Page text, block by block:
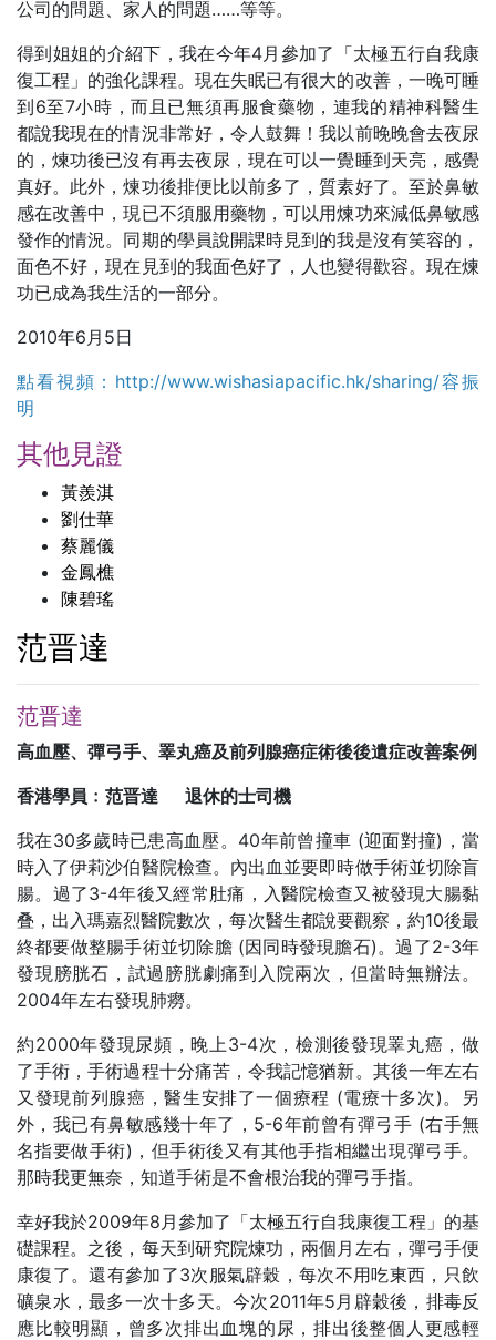
公司的問題、家人的問題……等等。
得到姐姐的介紹下，我在今年4月參加了「太極五行自我康
復工程」的強化課程。現在失眠已有很大的改善，一晚可睡
到6至7小時，而且已無須再服食藥物，連我的精神科醫生
都說我現在的情況非常好，令人鼓舞！我以前晚晚會去夜尿
的，煉功後已沒有再去夜尿，現在可以一覺睡到天亮，感覺
真好。此外，煉功後排便比以前多了，質素好了。至於鼻敏
感在改善中，現已不須服用藥物，可以用煉功來減低鼻敏感
發作的情況。同期的學員說開課時見到的我是沒有笑容的，
面色不好，現在見到的我面色好了，人也變得歡容。現在煉
功已成為我生活的一部分。
2010年6月5日
點看視頻：http://www.wishasiapacific.hk/sharing/容振
明
其他見證
黃羨淇
劉仕華
蔡麗儀
金鳳樵
陳碧瑤
范晋達
范晋達
高血壓、彈弓手、睪丸癌及前列腺癌症術後後遺症改善案例
香港學員﹕范晋達 退休的士司機
我在30多歲時已患高血壓。40年前曾撞車 (迎面對撞)，當
時入了伊莉沙伯醫院檢查。內出血並要即時做手術並切除盲
腸。過了3-4年後又經常肚痛，入醫院檢查又被發現大腸黏
叠，出入瑪嘉烈醫院數次，每次醫生都說要觀察，約10後最
終都要做整腸手術並切除膽 (因同時發現膽石)。過了2-3年
發現膀胱石，試過膀胱劇痛到入院兩次，但當時無辦法。
2004年左右發現肺癆。
約2000年發現尿頻，晚上3-4次，檢測後發現睪丸癌，做
了手術，手術過程十分痛苦，令我記憶猶新。其後一年左右
又發現前列腺癌，醫生安排了一個療程 (電療十多次)。另
外，我已有鼻敏感幾十年了，5-6年前曾有彈弓手 (右手無
名指要做手術)，但手術後又有其他手指相繼出現彈弓手。
那時我更無奈，知道手術是不會根治我的彈弓手指。
幸好我於2009年8月參加了「太極五行自我康復工程」的基
礎課程。之後，每天到研究院煉功，兩個月左右，彈弓手便
康復了。還有參加了3次服氣辟穀，每次不用吃東西，只飲
礦泉水，最多一次十多天。今次2011年5月辟穀後，排毒反
應比較明顯，曾多次排出血塊的尿，排出後整個人更感輕